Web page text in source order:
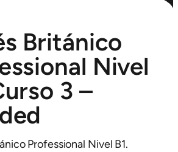
Británico
Nivel
3 –
Professional Nivel B1.